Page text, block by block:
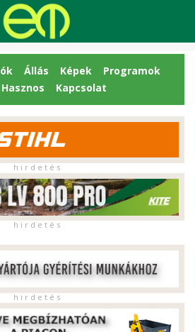
Állás Képek
Programok
Hasznos Kapcsolat
h i r d e t é s
h i r d e t é s
h i r d e t é s